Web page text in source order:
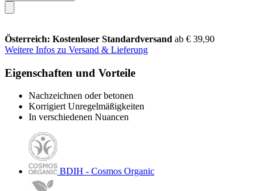
Österreich: Kostenloser Standardversand ab € 39,90
Weitere Infos zu Versand & Lieferung
Eigenschaften und Vorteile
Nachzeichnen oder betonen
Korrigiert Unregelmäßigkeiten
In verschiedenen Nuancen
BDIH - Cosmos Organic